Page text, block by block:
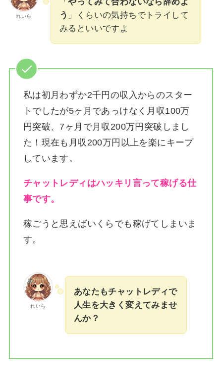
れいら
「やってみて合わないなら辞めよ
う 」くらいの気持ちでトライして
みるといいですよ
私は初月わずか2千円の収入からのスター
トでしたが5ヶ月であっけなく月収100万
円突破、7ヶ月で月収200万円突破しまし
た！ 現在も月収200万円以上を楽にキープ
しています。
チャットレディはハッキリ言って稼げる仕
事です。
稼ごうと思えばいくらでも稼げてしまいま
す。
れいら
あなたもチャットレディで
人生を大きく変えてみませ
んか？